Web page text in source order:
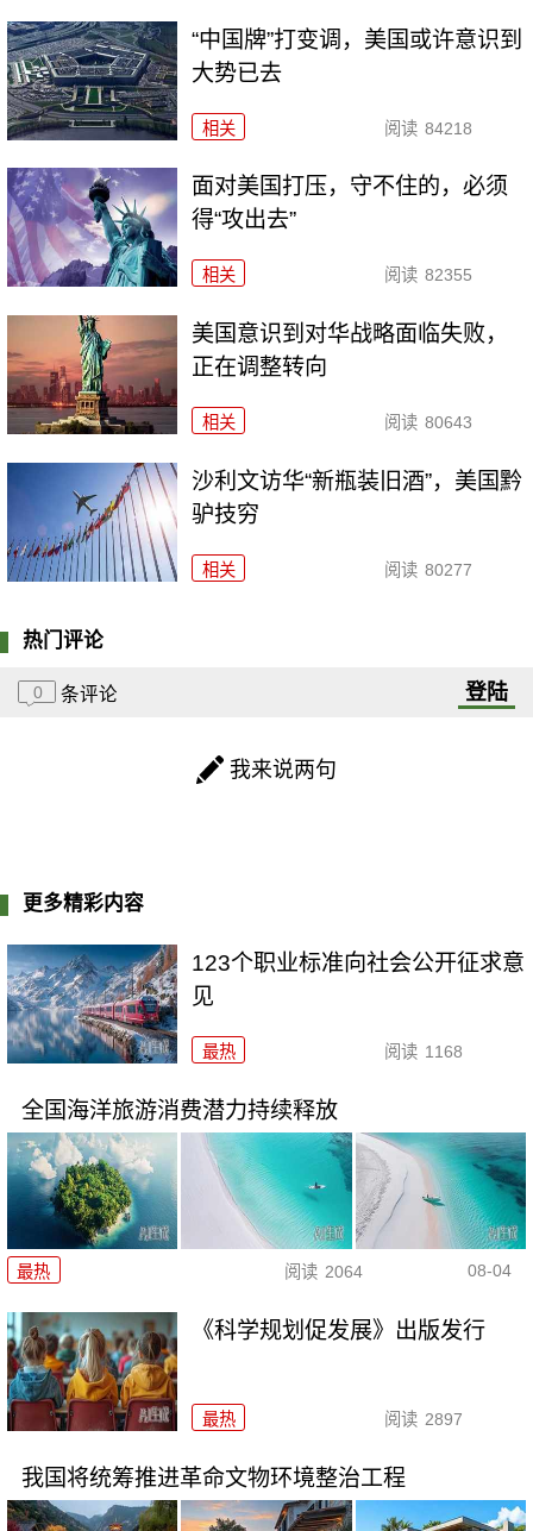
“中国牌”打变调，美国或许意识到
大势已去
相关 阅读 84218
面对美国打压，守不住的，必须
得“攻出去”
相关 阅读 82355
美国意识到对华战略面临失败，
正在调整转向
相关 阅读 80643
沙利文访华“新瓶装旧酒”，美国黔
驴技穷
相关 阅读 80277
热门评论
0 条评论 登陆
我来说两句
更多精彩内容
123个职业标准向社会公开征求意
见
最热 阅读 1168
全国海洋旅游消费潜力持续释放
最热 阅读 2064 08-04
《科学规划促发展》出版发行
最热 阅读 2897
我国将统筹推进革命文物环境整治工程